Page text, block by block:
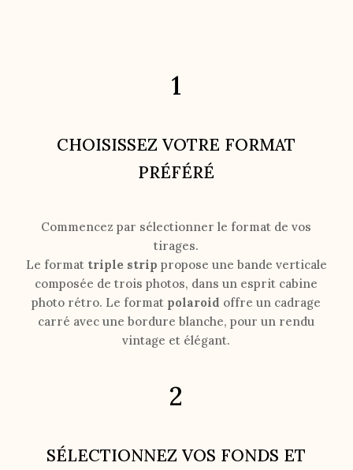
1
CHOISISSEZ VOTRE FORMAT
PRÉFÉRÉ
Commencez par sélectionner le format de vos
tirages.
Le format triple strip propose une bande verticale
composée de trois photos, dans un esprit cabine
photo rétro. Le format polaroid offre un cadrage
carré avec une bordure blanche, pour un rendu
vintage et élégant.
2
SÉLECTIONNEZ VOS FONDS ET